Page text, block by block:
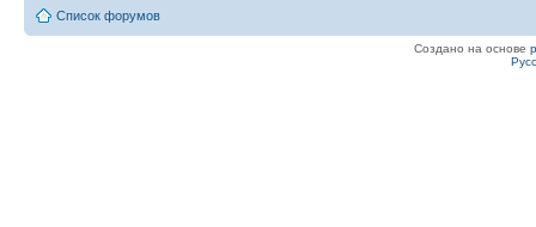
Список форумов
Создано на основе